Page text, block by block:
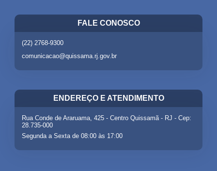
FALE CONOSCO
(22) 2768-9300
comunicacao@quissama.rj.gov.br
ENDEREÇO E ATENDIMENTO
Rua Conde de Araruama, 425 - Centro Quissamã - RJ - Cep:
28.735-000
Segunda a Sexta de 08:00 às 17:00